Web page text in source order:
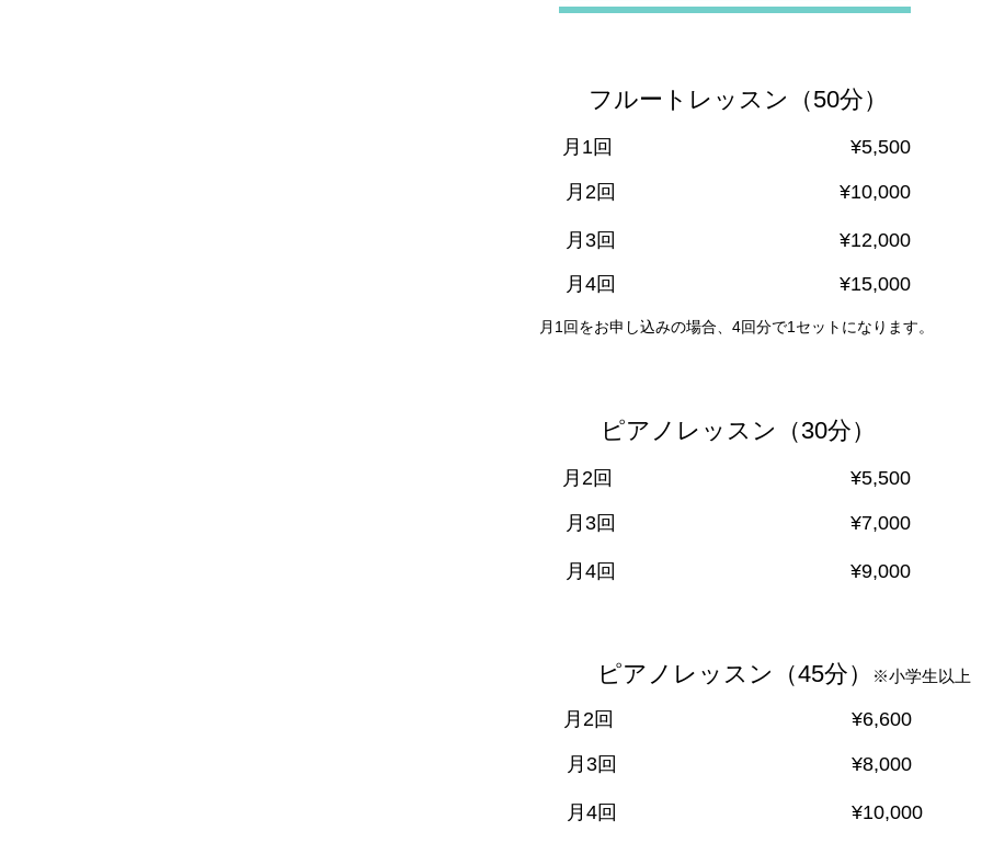
​フルートレッスン（50分）
​月1回 ​¥5,500
​月2回 ​¥10,000
​月3回 ​¥12,000
​月4回 ​¥15,000
月1回をお申し込みの場合、4回分で1セットになります。
​ピアノレッスン（30分）
​月2回 ​¥5,500
​月3回 ​¥7,000
​月4回 ​¥9,000
​ピアノレッスン（45分） ※小学生以上
​月2回 ​¥6,600
​月3回 ​¥8,000
月4回 ¥10,000